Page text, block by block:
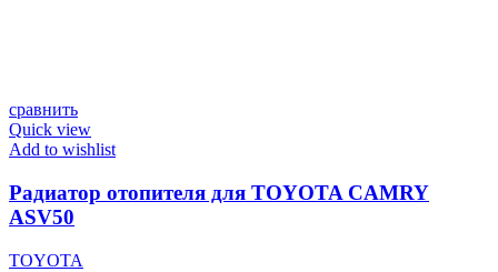
сравнить
Quick view
Add to wishlist
Радиатор отопителя для TOYOTA CAMRY
ASV50
TOYOTA